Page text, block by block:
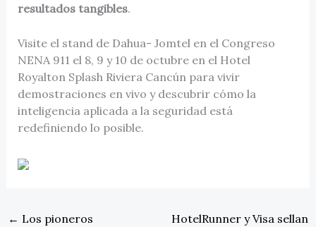
resultados tangibles.
Visite el stand de Dahua- Jomtel en el Congreso
NENA 911 el 8, 9 y 10 de octubre en el Hotel
Royalton Splash Riviera Cancún para vivir
demostraciones en vivo y descubrir cómo la
inteligencia aplicada a la seguridad está
redefiniendo lo posible.
← Los pioneros
HotelRunner y Visa sellan